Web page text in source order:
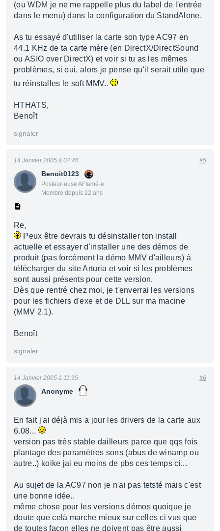
(ou WDM je ne me rappelle plus du label de l'entrée
dans le menu) dans la configuration du StandAlone.
As tu essayé d'utiliser la carte son type AC97 en
44.1 KHz de ta carte mère (en DirectX/DirectSound
ou ASIO over DirectX) et voir si tu as les mêmes
problèmes, si oui, alors je pense qu'il serait utile que
tu réinstalles le soft MMV..
HTHATS,
Benoît
signaler
Benoit0123
Posteur·euse AFfamé·e
Membre depuis 22 ans
14 Janvier 2005 à 07:46 #5
Re,
Peux être devrais tu désinstaller ton install
actuelle et essayer d'installer une des démos de
produit (pas forcément la démo MMV d'ailleurs) à
télécharger du site Arturia et voir si les problèmes
sont aussi présents pour cette version.
Dès que rentré chez moi, je t'enverrai les versions
pour les fichiers d'exe et de DLL sur ma macine
(MMV 2.1).
Benoît
signaler
Anonyme
14 Janvier 2005 à 11:35 #6
En fait j'ai déjà mis a jour les drivers de la carte aux
6.08...
version pas très stable dailleurs parce que qqs fois
plantage des paramètres sons (abus de winamp ou
autre..) koike jai eu moins de pbs ces temps ci...
Au sujet de la AC97 non je n'ai pas tetsté mais c'est
une bonne idée..
même chose pour les versions démos quoique je
doute que celà marche mieux sur celles ci vus que
de toutes façon elles ne doivent pas être aussi